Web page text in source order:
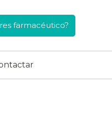
farmacéutico?